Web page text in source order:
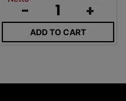
- +
ADD TO CART